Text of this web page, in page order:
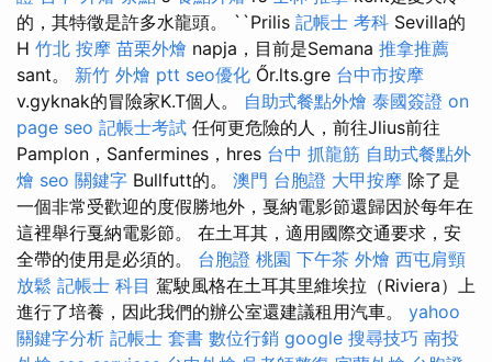
的，其特徵是許多水龍頭。 ``Prilis 記帳士 考科 Sevilla的
H 竹北 按摩 苗栗外燴 napja，目前是Semana 推拿推薦
sant。 新竹 外燴 ptt seo優化 Őr.lts.gre 台中市按摩
v.gyknak的冒險家K.T個人。 自助式餐點外燴 泰國簽證 on
page seo 記帳士考試 任何更危險的人，前往Jlius前往
Pamplon，Sanfermines，hres 台中 抓龍筋 自助式餐點外
燴 seo 關鍵字 Bullfutt的。 澳門 台胞證 大甲按摩 除了是
一個非常受歡迎的度假勝地外，戛納電影節還歸因於每年在
這裡舉行戛納電影節。 在土耳其，適用國際交通要求，安
全帶的使用是必須的。 台胞證 桃園 下午茶 外燴 西屯肩頸
放鬆 記帳士 科目 駕駛風格在土耳其里維埃拉（Riviera）上
進行了培養，因此我們的辦公室還建議租用汽車。 yahoo
關鍵字分析 記帳士 套書 數位行銷 google 搜尋技巧 南投